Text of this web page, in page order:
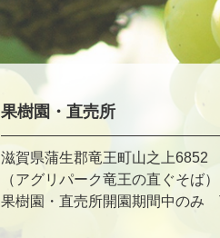
果樹園・直売所
滋賀県蒲生郡竜王町山之上6852
（アグリパーク竜王の直ぐそば）
果樹園・直売所開園期間中のみ